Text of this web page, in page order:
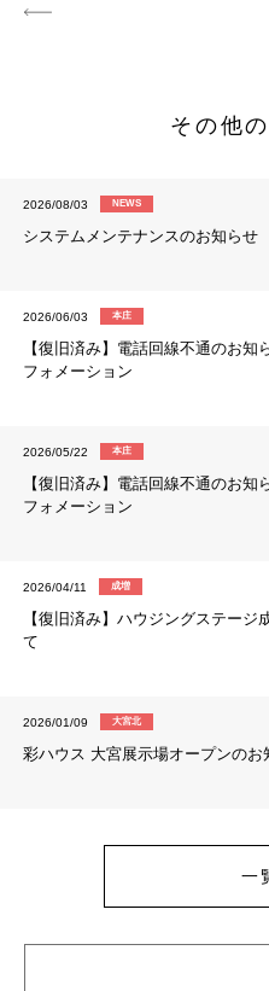
その他
2026/08/03 NEWS
システムメンテナンスのお知らせ
2026/06/03 本庄
【復旧済み】電話回線不通のお
フォメーション
2026/05/22 本庄
【復旧済み】電話回線不通のお
フォメーション
2026/04/11 成増
【復旧済み】ハウジングステー
て
2026/01/09 大宮北
彩ハウス 大宮展示場オープンのお
一